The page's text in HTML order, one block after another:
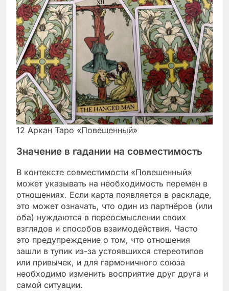
12 Аркан Таро «Повешенный»
Значение в гадании на совместимость
В контексте совместимости «Повешенный»
может указывать на необходимость перемен в
отношениях. Если карта появляется в раскладе,
это может означать, что один из партнёров (или
оба) нуждаются в переосмыслении своих
взглядов и способов взаимодействия. Часто
это предупреждение о том, что отношения
зашли в тупик из-за устоявшихся стереотипов
или привычек, и для гармоничного союза
необходимо изменить восприятие друг друга и
самой ситуации.